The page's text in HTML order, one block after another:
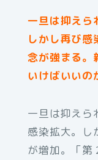
一旦は抑えら
しかし再び感
念が強まる。
いけばいいの
一旦は抑えら
感染拡大。し
が増加。「第